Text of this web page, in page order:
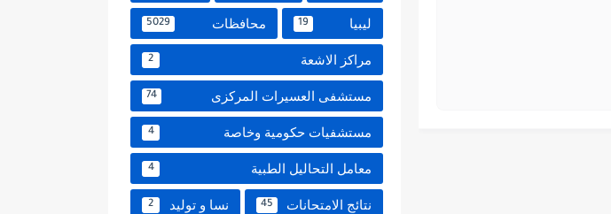
ليبيا 19 محافظات 5029
مراكز الاشعة 2
مستشفى العسيرات المركزى 74
مستشفيات حكومية وخاصة 4
معامل التحاليل الطبية 4
نتائج الامتحانات 45 نسا و توليد 2